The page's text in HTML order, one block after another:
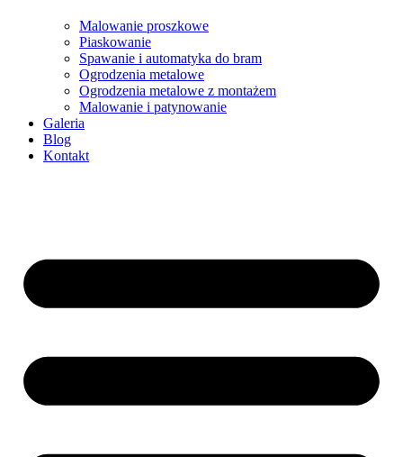
Malowanie proszkowe
Piaskowanie
Spawanie i automatyka do bram
Ogrodzenia metalowe
Ogrodzenia metalowe z montażem
Malowanie i patynowanie
Galeria
Blog
Kontakt